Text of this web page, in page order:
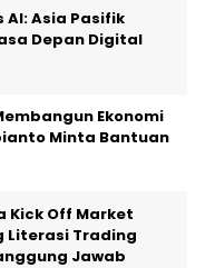
Asia Pasifik
Depan Digital
Ekonomi
Minta Bantuan
Kick Off Market
Literasi Trading
Jawab